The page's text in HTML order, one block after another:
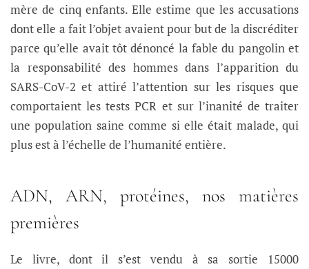
mère de cinq enfants. Elle estime que les accusations
dont elle a fait l’objet avaient pour but de la discréditer
parce qu’elle avait tôt dénoncé la fable du pangolin et
la responsabilité des hommes dans l’apparition du
SARS-CoV-2 et attiré l’attention sur les risques que
comportaient les tests PCR et sur l’inanité de traiter
une population saine comme si elle était malade, qui
plus est à l’échelle de l’humanité entière.
ADN, ARN, protéines, nos matières
premières
Le livre, dont il s’est vendu à sa sortie 15000